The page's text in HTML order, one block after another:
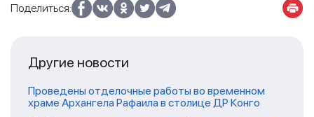
Поделиться:
Другие новости
Проведены отделочные работы во временном
храме Архангела Рафаила в столице ДР Конго